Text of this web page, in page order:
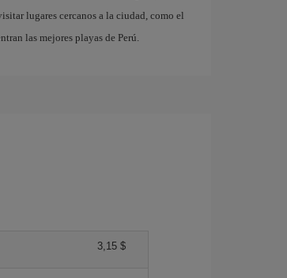
lugares cercanos a la ciudad, como el
las mejores playas de Perú.
3,15 $